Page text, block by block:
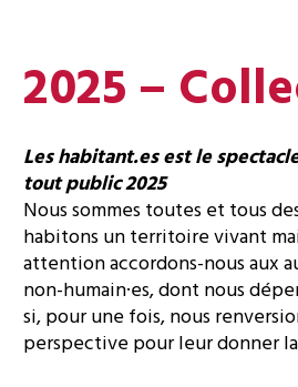
2025 –
Les habitant.es est le
tout public 2025
Nous sommes toutes et tous
habitons un territoire vivant
attention accordons-nous aux
non-humain·es, dont nous
si, pour une fois, nous
perspective pour leur donner